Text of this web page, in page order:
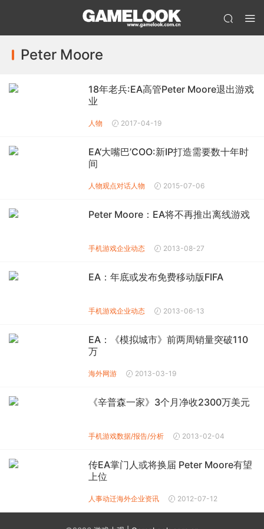
Peter Moore
18年老兵:EA高管Peter Moore退出游戏
业
人物 2017-04-19
EA‘大嘴巴’COO:新IP打造需要数十年时
间
人物观点对话人物 2015-07-06
Peter Moore：EA将不再推出离线游戏
手机游戏企业动态 2013-08-27
EA：年底或发布免费移动版FIFA
手机游戏企业动态 2013-06-13
EA：《模拟城市》前两周销量突破110
万
海外网游 2013-03-19
《辛普森一家》3个月净收2300万美元
手机游戏数据/报告/分析 2013-02-04
传EA掌门人或将换届 Peter Moore有望
上位
人事动迁海外企业资讯 2012-07-12